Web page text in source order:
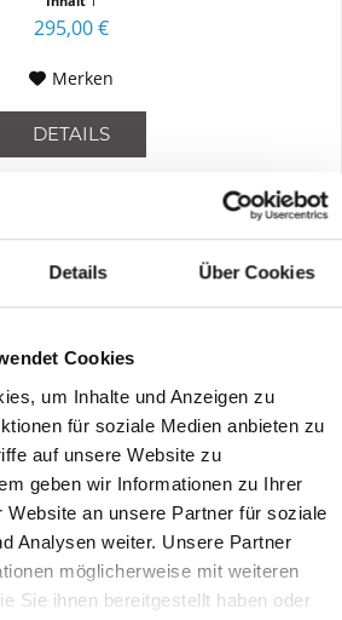
Details Über Cookies
Cookies
um Inhalte und Anzeigen zu
für soziale Medien anbieten zu
auf unsere Website zu
geben wir Informationen zu Ihrer
Website an unsere Partner für soziale
Analysen weiter. Unsere Partner
möglicherweise mit weiteren
Sie ihnen bereitgestellt haben oder
295,00 €
Merken
DETAILS
HP JG962A
sind intelligente webverwaltete
Uplinks für kleine Unternehmen, die
Verbindungen benötigen.